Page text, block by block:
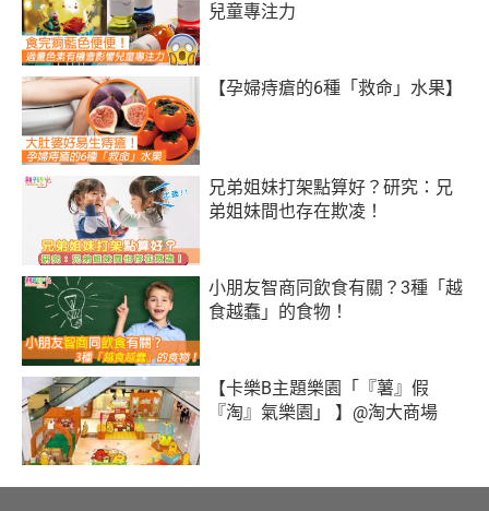
兒童專注力
【孕婦痔瘡的6種「救命」水果】
兄弟姐妹打架點算好？研究：兄
弟姐妹間也存在欺凌！
小朋友智商同飲食有關？3種「越
食越蠢」的食物！
【卡樂B主題樂園「『薯』假
『淘』氣樂園」 】@淘大商場